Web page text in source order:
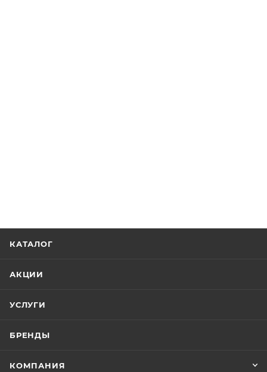
КАТАЛОГ
АКЦИИ
УСЛУГИ
БРЕНДЫ
КОМПАНИЯ